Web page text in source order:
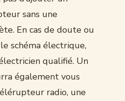
sans une
En cas de doute ou
schéma électrique,
qualifié. Un
également vous
radio, une